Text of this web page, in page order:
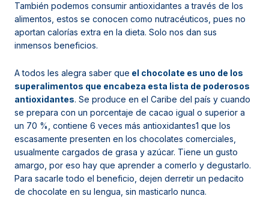
También podemos consumir antioxidantes a través de los
alimentos, estos se conocen como nutracéuticos, pues no
aportan calorías extra en la dieta. Solo nos dan sus
inmensos beneficios.
A todos les alegra saber que el chocolate es uno de los
superalimentos que encabeza esta lista de poderosos
antioxidantes. Se produce en el Caribe del país y cuando
se prepara con un porcentaje de cacao igual o superior a
un 70 %, contiene 6 veces más antioxidantes1 que los
escasamente presenten en los chocolates comerciales,
usualmente cargados de grasa y azúcar. Tiene un gusto
amargo, por eso hay que aprender a comerlo y degustarlo.
Para sacarle todo el beneficio, dejen derretir un pedacito
de chocolate en su lengua, sin masticarlo nunca.